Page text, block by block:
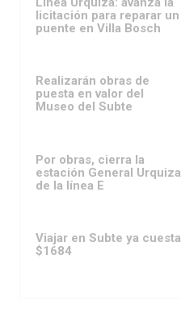
licitación para reparar un
puente en Villa Bosch
Realizarán obras de
puesta en valor del
Museo del Subte
Por obras, cierra la
estación General Urquiza
de la línea E
Viajar en Subte ya cuesta
$1684